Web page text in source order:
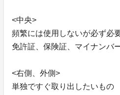
<中央>
頻繁には使用しないが必ず必
免許証、保険証、マイナンバ
<右側、外側>
単独ですぐ取り出したいもの